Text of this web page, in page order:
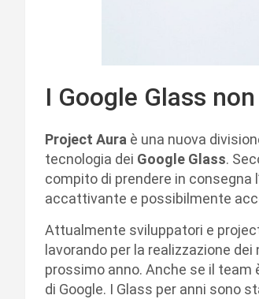
I Google Glass
Project Aura è una nuova
tecnologia dei Google Glass.
compito di prendere in consegna
accattivante e possibilmente
Attualmente sviluppatori e
lavorando per la realizzazione
prossimo anno. Anche se il
di Google. I Glass per anni sono